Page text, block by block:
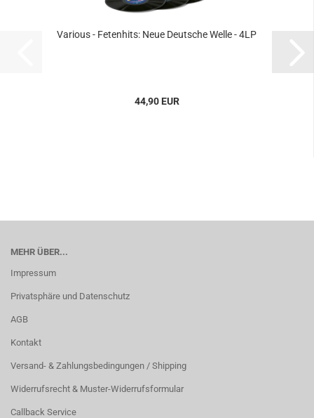
Various - Fetenhits: Neue Deutsche Welle - 4LP
44,90 EUR
MEHR ÜBER...
Impressum
Privatsphäre und Datenschutz
AGB
Kontakt
Versand- & Zahlungsbedingungen / Shipping
Widerrufsrecht & Muster-Widerrufsformular
Callback Service